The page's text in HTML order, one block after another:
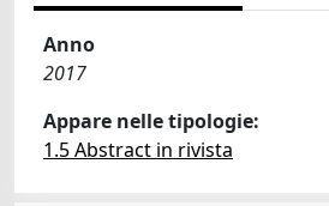
Anno
2017
Appare nelle tipologie:
1.5 Abstract in rivista